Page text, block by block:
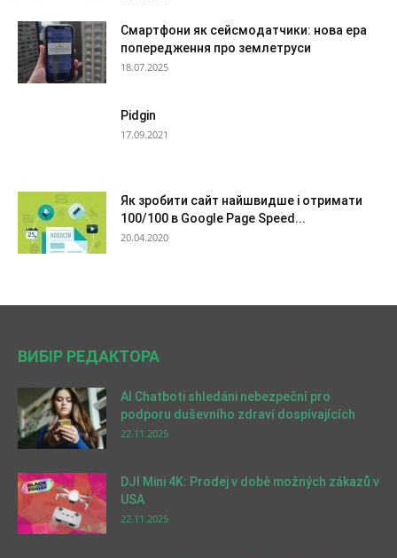
Смартфони як сейсмодатчики: нова ера
попередження про землетруси
18.07.2025
Pidgin
17.09.2021
Як зробити сайт найшвидше і отримати
100/100 в Google Page Speed...
20.04.2020
ВИБІР РЕДАКТОРА
AI Chatboti shledáni nebezpeční pro
podporu duševního zdraví dospívajících
22.11.2025
DJI Mini 4K: Prodej v době možných zákazů v
USA
22.11.2025